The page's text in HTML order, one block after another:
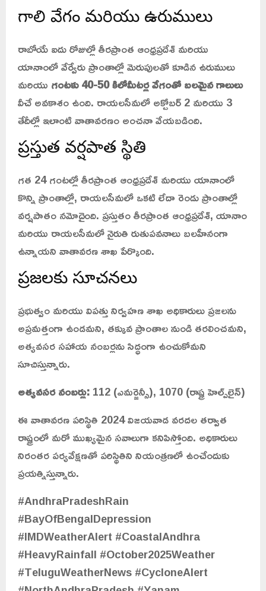
గాలి వేగం మరియు ఉరుములు
రాబోయే ఐదు రోజుల్లో తీరప్రాంత ఆంధ్రప్రదేశ్ మరియు
యానాంలో వేర్వేరు ప్రాంతాల్లో మెరుపులతో కూడిన ఉరుములు
మరియు గంటకు 40-50 కిలోమీటర్ల వేగంతో బలమైన గాలులు
వీచే అవకాశం ఉంది. రాయలసీమలో అక్టోబర్ 2 మరియు 3
తేదీల్లో ఇలాంటి వాతావరణం అంచనా వేయబడింది.
ప్రస్తుత వర్షపాత స్థితి
గత 24 గంటల్లో తీరప్రాంత ఆంధ్రప్రదేశ్ మరియు యానాంలో
కొన్ని ప్రాంతాల్లో, రాయలసీమలో ఒకటి లేదా రెండు ప్రాంతాల్లో
వర్షపాతం నమోదైంది. ప్రస్తుతం తీరప్రాంత ఆంధ్రప్రదేశ్, యానాం
మరియు రాయలసీమలో నైరుతి రుతుపవనాలు బలహీనంగా
ఉన్నాయని వాతావరణ శాఖ పేర్కొంది.
ప్రజలకు సూచనలు
ప్రభుత్వం మరియు విపత్తు నిర్వహణ శాఖ అధికారులు ప్రజలను
అప్రమత్తంగా ఉండమని, తక్కువ ప్రాంతాల నుండి తరలించమని,
అత్యవసర సహాయ నంబర్లను సిద్ధంగా ఉంచుకోమని
సూచిస్తున్నారు.
అత్యవసర నంబర్లు:112 (ఎమర్జెన్సీ), 1070 (రాష్ట్ర హెల్ప్‌లైన్)
ఈ వాతావరణ పరిస్థితి 2024 విజయవాడ వరదల తర్వాత
రాష్ట్రంలో మరో ముఖ్యమైన సవాలుగా కనిపిస్తోంది. అధికారులు
నిరంతర పర్యవేక్షణతో పరిస్థితిని నియంత్రణలో ఉంచేందుకు
ప్రయత్నిస్తున్నారు.
#AndhraPradeshRain
#BayOfBengalDepression
#IMDWeatherAlert #CoastalAndhra
#HeavyRainfall #October2025Weather
#TeluguWeatherNews #CycloneAlert